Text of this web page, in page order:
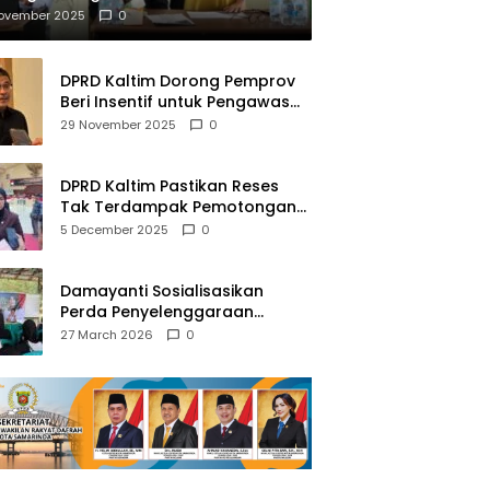
NAPZA
2025 0
DPRD Kaltim Dorong Pemprov
Beri Insentif untuk Pengawas
Madrasah dan Pendidikan
29 November 2025 0
DPRD Kaltim Pastikan Reses
Tak Terdampak Pemotongan
Transfer Dana Pusat
5 December 2025 0
Damayanti Sosialisasikan
Perda Penyelenggaraan
Pendidikan Pancasila dan
27 March 2026 0